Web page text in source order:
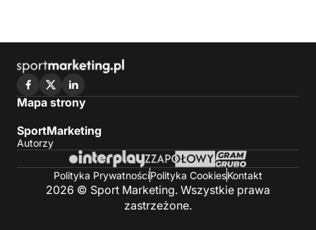
Mapa strony
SportMarketing
Autorzy
Polityka PrywatnościPolityka CookiesKontakt
2026 © Sport Marketing. Wszystkie prawa
zastrzeżone.